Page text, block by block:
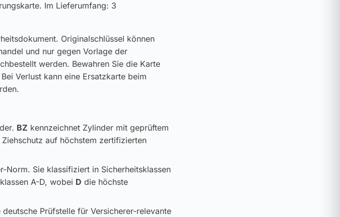
Im Lieferumfang: 3
Originalschlüssel können
und nur gegen Vorlage der
werden. Bewahren Sie die Karte
Verlust kann eine Ersatzkarte beim
BZ kennzeichnet Zylinder mit geprüftem
auf höchstem zertifizierten
Sie klassifiziert in Sicherheitsklassen
A-D, wobei D die höchste
deutsche Prüfstelle für Versicherer-relevante